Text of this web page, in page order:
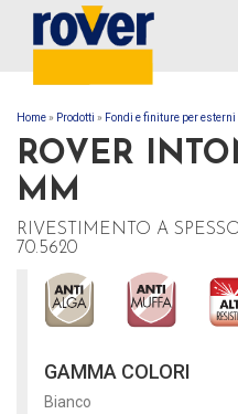
TU SEI QUI
Home» Prodotti » Fondi e finiture per esterni
ROVER
MM
RIVESTIMENTO A
70.5620
GAMMA COLORI
Bianco